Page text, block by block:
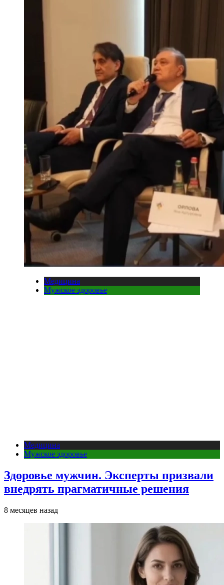
Медицина
Мужское здоровье
Медицина
Мужское здоровье
Здоровье мужчин. Эксперты призвали
внедрять прагматичные решения
8 месяцев назад